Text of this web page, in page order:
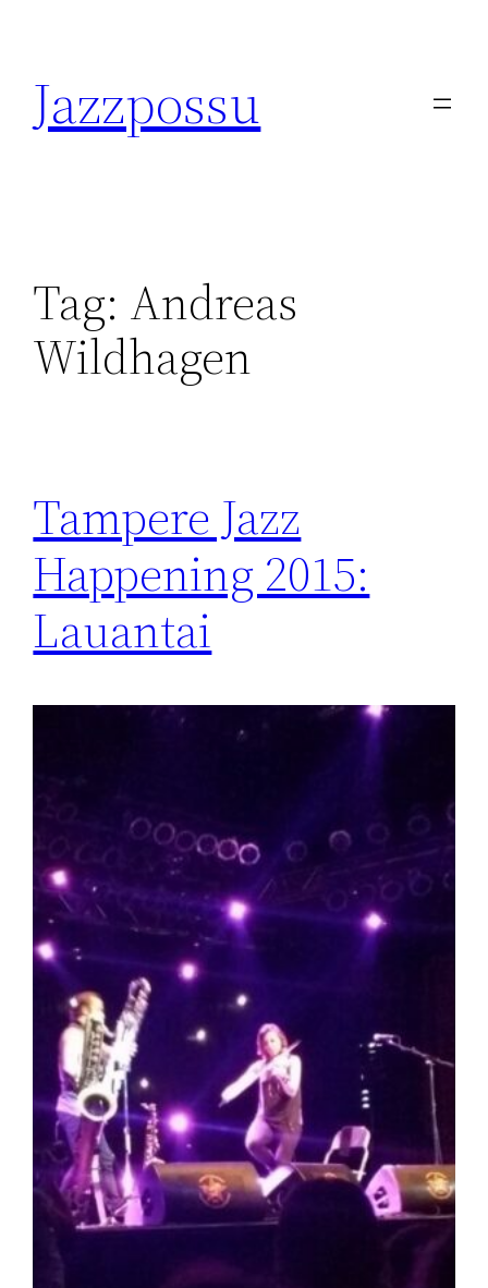
content
Jazzpossu
Tag: Andreas
Wildhagen
Tampere Jazz
Happening 2015:
Lauantai